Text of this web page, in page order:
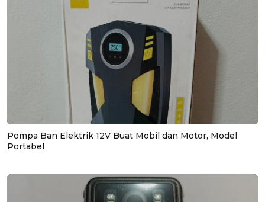
Pompa Ban Elektrik 12V Buat Mobil dan Motor, Model
Portabel